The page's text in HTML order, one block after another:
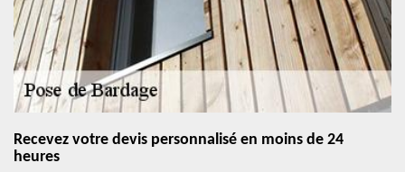
Recevez votre devis personnalisé en moins de 24
heures